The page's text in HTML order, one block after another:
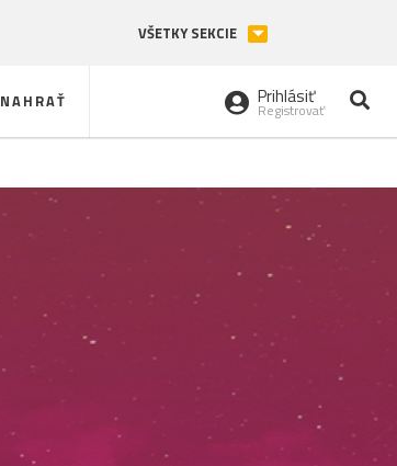
VŠETKY SEKCIE
NAHRAŤ Prihlásiť
Registrovať